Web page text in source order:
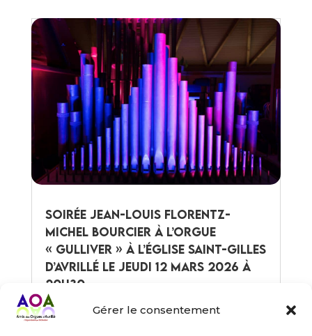
Gérer le consentement
Soirée Jean-Louis Florentz-
Michel Bourcier à l’orgue
« Gulliver » à l’église Saint-Gilles
d’Avrillé le jeudi 12 mars 2026 à
20h30
Évènement